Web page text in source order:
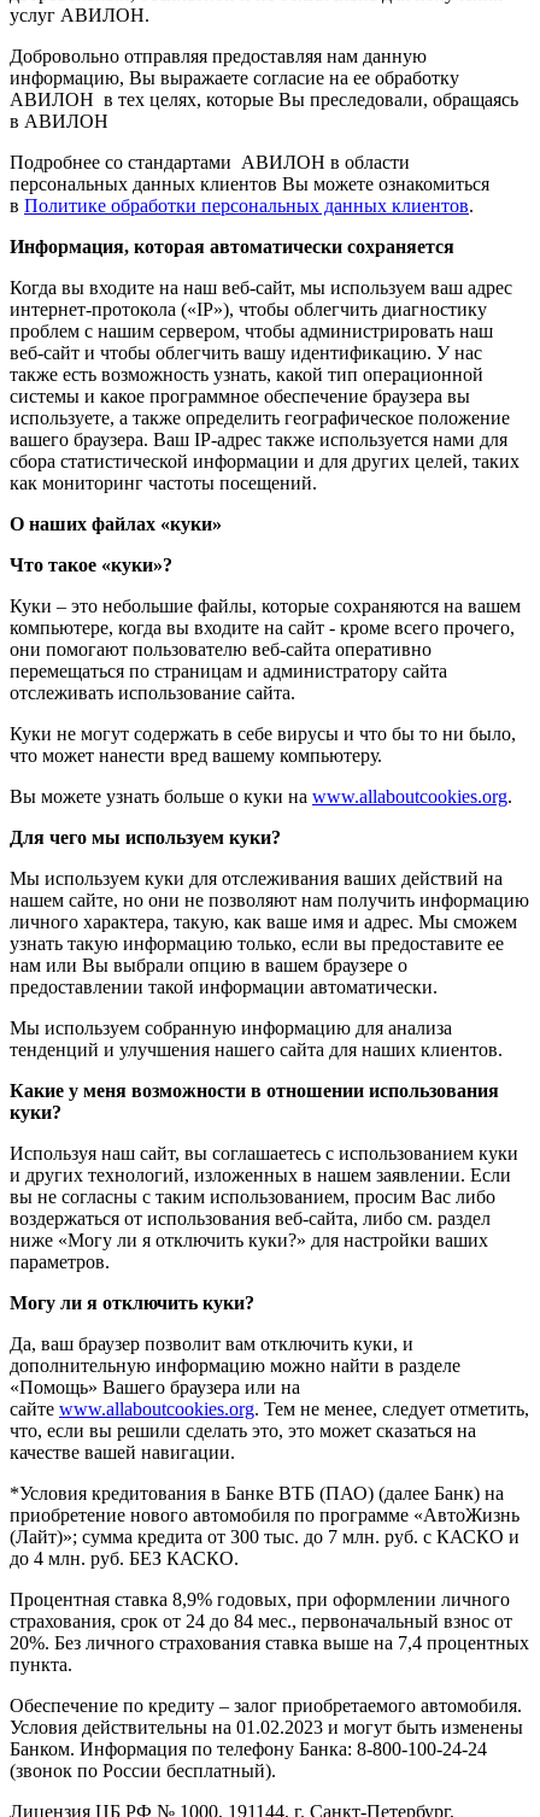
услуг АВИЛОН.
Добровольно отправляя предоставляя нам данную
информацию, Вы выражаете согласие на ее обработку
АВИЛОН в тех целях, которые Вы преследовали, обращаясь
в АВИЛОН
Подробнее со стандартами АВИЛОН в области
персональных данных клиентов Вы можете ознакомиться
в Политике обработки персональных данных клиентов.
Информация, которая автоматически сохраняется
Когда вы входите на наш веб-сайт, мы используем ваш адрес
интернет-протокола («IP»), чтобы облегчить диагностику
проблем с нашим сервером, чтобы администрировать наш
веб-сайт и чтобы облегчить вашу идентификацию. У нас
также есть возможность узнать, какой тип операционной
системы и какое программное обеспечение браузера вы
используете, а также определить географическое положение
вашего браузера. Ваш IP-адрес также используется нами для
сбора статистической информации и для других целей, таких
как мониторинг частоты посещений.
О наших файлах «куки»
Что такое «куки»?
Куки – это небольшие файлы, которые сохраняются на вашем
компьютере, когда вы входите на сайт - кроме всего прочего,
они помогают пользователю веб-сайта оперативно
перемещаться по страницам и администратору сайта
отслеживать использование сайта.
Куки не могут содержать в себе вирусы и что бы то ни было,
что может нанести вред вашему компьютеру.
Вы можете узнать больше о куки на www.allaboutcookies.org.
Для чего мы используем куки?
Мы используем куки для отслеживания ваших действий на
нашем сайте, но они не позволяют нам получить информацию
личного характера, такую, как ваше имя и адрес. Мы сможем
узнать такую информацию только, если вы предоставите ее
нам или Вы выбрали опцию в вашем браузере о
предоставлении такой информации автоматически.
Мы используем собранную информацию для анализа
тенденций и улучшения нашего сайта для наших клиентов.
Какие у меня возможности в отношении использования
куки?
Используя наш сайт, вы соглашаетесь с использованием куки
и других технологий, изложенных в нашем заявлении. Если
вы не согласны с таким использованием, просим Вас либо
воздержаться от использования веб-сайта, либо см. раздел
ниже «Могу ли я отключить куки?» для настройки ваших
параметров.
Могу ли я отключить куки?
Да, ваш браузер позволит вам отключить куки, и
дополнительную информацию можно найти в разделе
«Помощь» Вашего браузера или на
сайте www.allaboutcookies.org. Тем не менее, следует отметить,
что, если вы решили сделать это, это может сказаться на
качестве вашей навигации.
*Условия кредитования в Банке ВТБ (ПАО) (далее Банк) на
приобретение нового автомобиля по программе «АвтоЖизнь
(Лайт)»; сумма кредита от 300 тыс. до 7 млн. руб. с КАСКО и
до 4 млн. руб. БЕЗ КАСКО.
Процентная ставка 8,9% годовых, при оформлении личного
страхования, срок от 24 до 84 мес., первоначальный взнос от
20%. Без личного страхования ставка выше на 7,4 процентных
пункта.
Обеспечение по кредиту – залог приобретаемого автомобиля.
Условия действительны на 01.02.2023 и могут быть изменены
Банком. Информация по телефону Банка: 8-800-100-24-24
(звонок по России бесплатный).
Лицензия ЦБ РФ № 1000, 191144, г. Санкт-Петербург,